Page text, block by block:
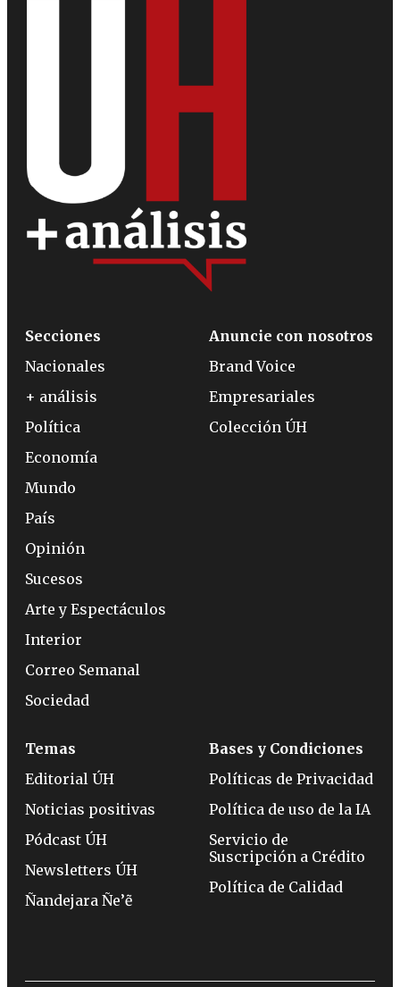
Secciones
Nacionales
+ análisis
Política
Economía
Mundo
País
Opinión
Sucesos
Arte y Espectáculos
Interior
Correo Semanal
Sociedad
Anuncie con nosotros
Brand Voice
Empresariales
Colección ÚH
Temas
Editorial ÚH
Noticias positivas
Pódcast ÚH
Newsletters ÚH
Ñandejara Ñe’ẽ
Bases y Condiciones
Políticas de Privacidad
Política de uso de la IA
Servicio de
Suscripción a Crédito
Política de Calidad